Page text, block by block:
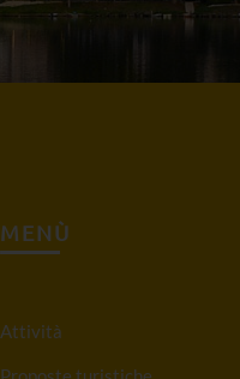
MENÙ
Attività